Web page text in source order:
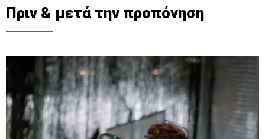
Πριν & μετά την προπόνηση